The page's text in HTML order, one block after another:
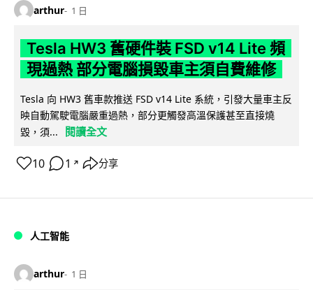
arthur 1 日
Tesla HW3 舊硬件裝 FSD v14 Lite 頻
現過熱 部分電腦損毀車主須自費維修
Tesla 向 HW3 舊車款推送 FSD v14 Lite 系統，引發大量車主反
映自動駕駛電腦嚴重過熱，部分更觸發高溫保護甚至直接燒
毀，須...
閱讀全文
10 1 ↗ 分享
人工智能
arthur 1 日